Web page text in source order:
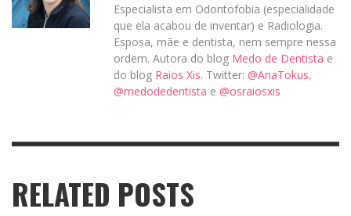
Especialista em Odontofobia (especialidade
que ela acabou de inventar) e Radiologia.
Esposa, mãe e dentista, nem sempre nessa
ordem. Autora do blog Medo de Dentista e
do blog Raios Xis. Twitter: @AnaTokus,
@medodedentista e @osraiosxis
RELATED POSTS